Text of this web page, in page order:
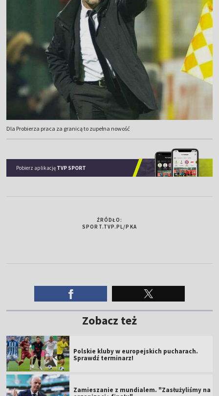
Dla Probierza praca za granicą to zupełna nowość
Pobierz aplikację TVP SPORT
ŹRÓDŁO:
SPORT.TVP.PL/PKA
Zobacz też
Polskie kluby w europejskich pucharach.
Sprawdź terminarz!
Zamieszanie z mundialem. "Zasłużyliśmy na